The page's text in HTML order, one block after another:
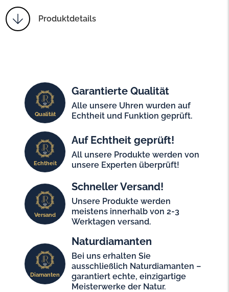
Produktdetails
Qualität
Garantierte Qualität
Alle unsere Uhren wurden auf
Echtheit und Funktion geprüft.
Echtheit
Auf Echtheit geprüft!
All unsere Produkte werden von
unsere Experten überprüft!
Versand
Schneller Versand!
Unsere Produkte werden
meistens innerhalb von 2-3
Werktagen versand.
Diamanten
Naturdiamanten
Bei uns erhalten Sie
ausschließlich Naturdiamanten –
garantiert echte, einzigartige
Meisterwerke der Natur.